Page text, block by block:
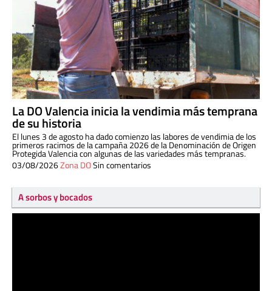
La DO Valencia inicia la vendimia más temprana
de su historia
El lunes 3 de agosto ha dado comienzo las labores de vendimia de los
primeros racimos de la campaña 2026 de la Denominación de Origen
Protegida Valencia con algunas de las variedades más tempranas.
03/08/2026Zona DOSin comentarios
A sorbos y bocados